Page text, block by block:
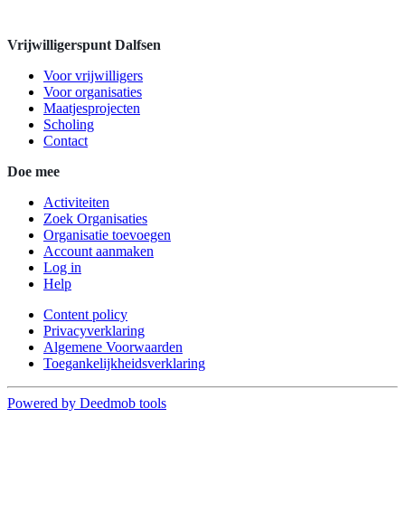
Vrijwilligerspunt Dalfsen
Voor vrijwilligers
Voor organisaties
Maatjesprojecten
Scholing
Contact
Doe mee
Activiteiten
Zoek Organisaties
Organisatie toevoegen
Account aanmaken
Log in
Help
Content policy
Privacyverklaring
Algemene Voorwaarden
Toegankelijkheidsverklaring
Powered by Deedmob tools